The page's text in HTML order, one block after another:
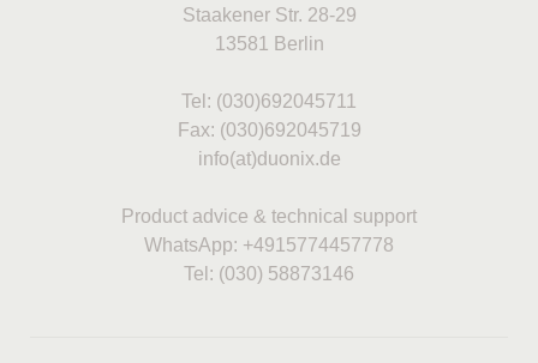
Staakener Str. 28-29
13581 Berlin
Tel: (030)692045711
Fax: (030)692045719
info(at)duonix.de
Product advice & technical support
WhatsApp: +4915774457778
Tel: (030) 58873146